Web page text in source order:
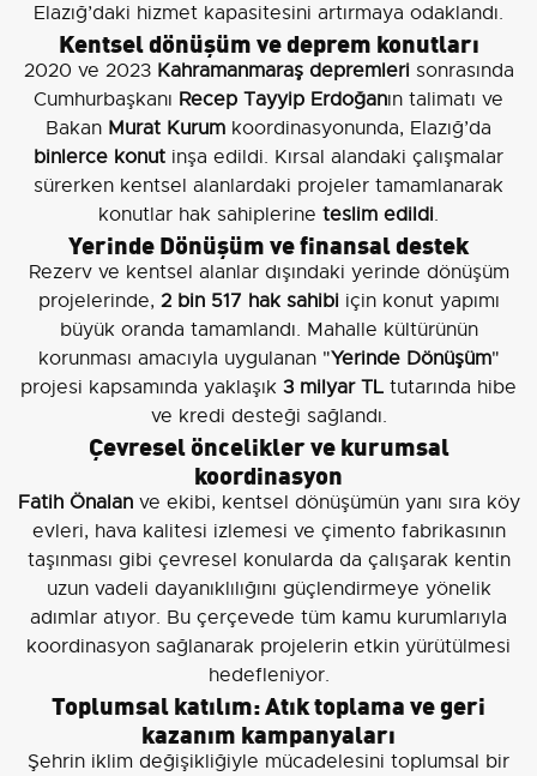
Elazığ’daki hizmet kapasitesini artırmaya odaklandı.
Kentsel dönüşüm ve deprem konutları
2020 ve 2023 Kahramanmaraş depremlerisonrasında
Cumhurbaşkanı Recep Tayyip Erdoğanın talimatı ve
Bakan Murat Kurum koordinasyonunda, Elazığ’da
binlerce konut inşa edildi. Kırsal alandaki çalışmalar
sürerken kentsel alanlardaki projeler tamamlanarak
konutlar hak sahiplerine teslim edildi.
Yerinde Dönüşüm ve finansal destek
Rezerv ve kentsel alanlar dışındaki yerinde dönüşüm
projelerinde, 2 bin 517 hak sahibiiçin konut yapımı
büyük oranda tamamlandı. Mahalle kültürünün
korunması amacıyla uygulanan "Yerinde Dönüşüm"
projesi kapsamında yaklaşık 3 milyar TL tutarında hibe
ve kredi desteği sağlandı.
Çevresel öncelikler ve kurumsal
koordinasyon
Fatih Önalanve ekibi, kentsel dönüşümün yanı sıra köy
evleri, hava kalitesi izlemesi ve çimento fabrikasının
taşınması gibi çevresel konularda da çalışarak kentin
uzun vadeli dayanıklılığını güçlendirmeye yönelik
adımlar atıyor. Bu çerçevede tüm kamu kurumlarıyla
koordinasyon sağlanarak projelerin etkin yürütülmesi
hedefleniyor.
Toplumsal katılım: Atık toplama ve geri
kazanım kampanyaları
Şehrin iklim değişikliğiyle mücadelesini toplumsal bir